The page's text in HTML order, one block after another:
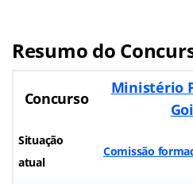
Resumo do
Concurso
Ministério
Situação
atual
Comissão